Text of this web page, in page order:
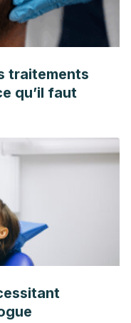
traitements
qu’il faut